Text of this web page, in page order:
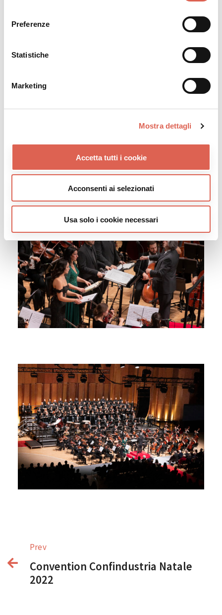
Preferenze
Statistiche
Marketing
Mostra dettagli
Accetta tutti i cookie
Acconsenti ai selezionati
Usa solo i cookie necessari
Prev
Convention Confindustria Natale
2022